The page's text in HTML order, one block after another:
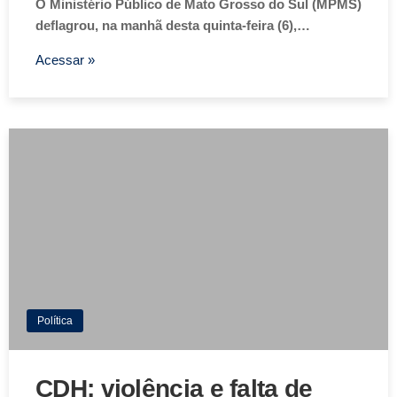
O Ministério Público de Mato Grosso do Sul (MPMS)
deflagrou, na manhã desta quinta-feira (6),…
Acessar »
Política
CDH: violência e falta de